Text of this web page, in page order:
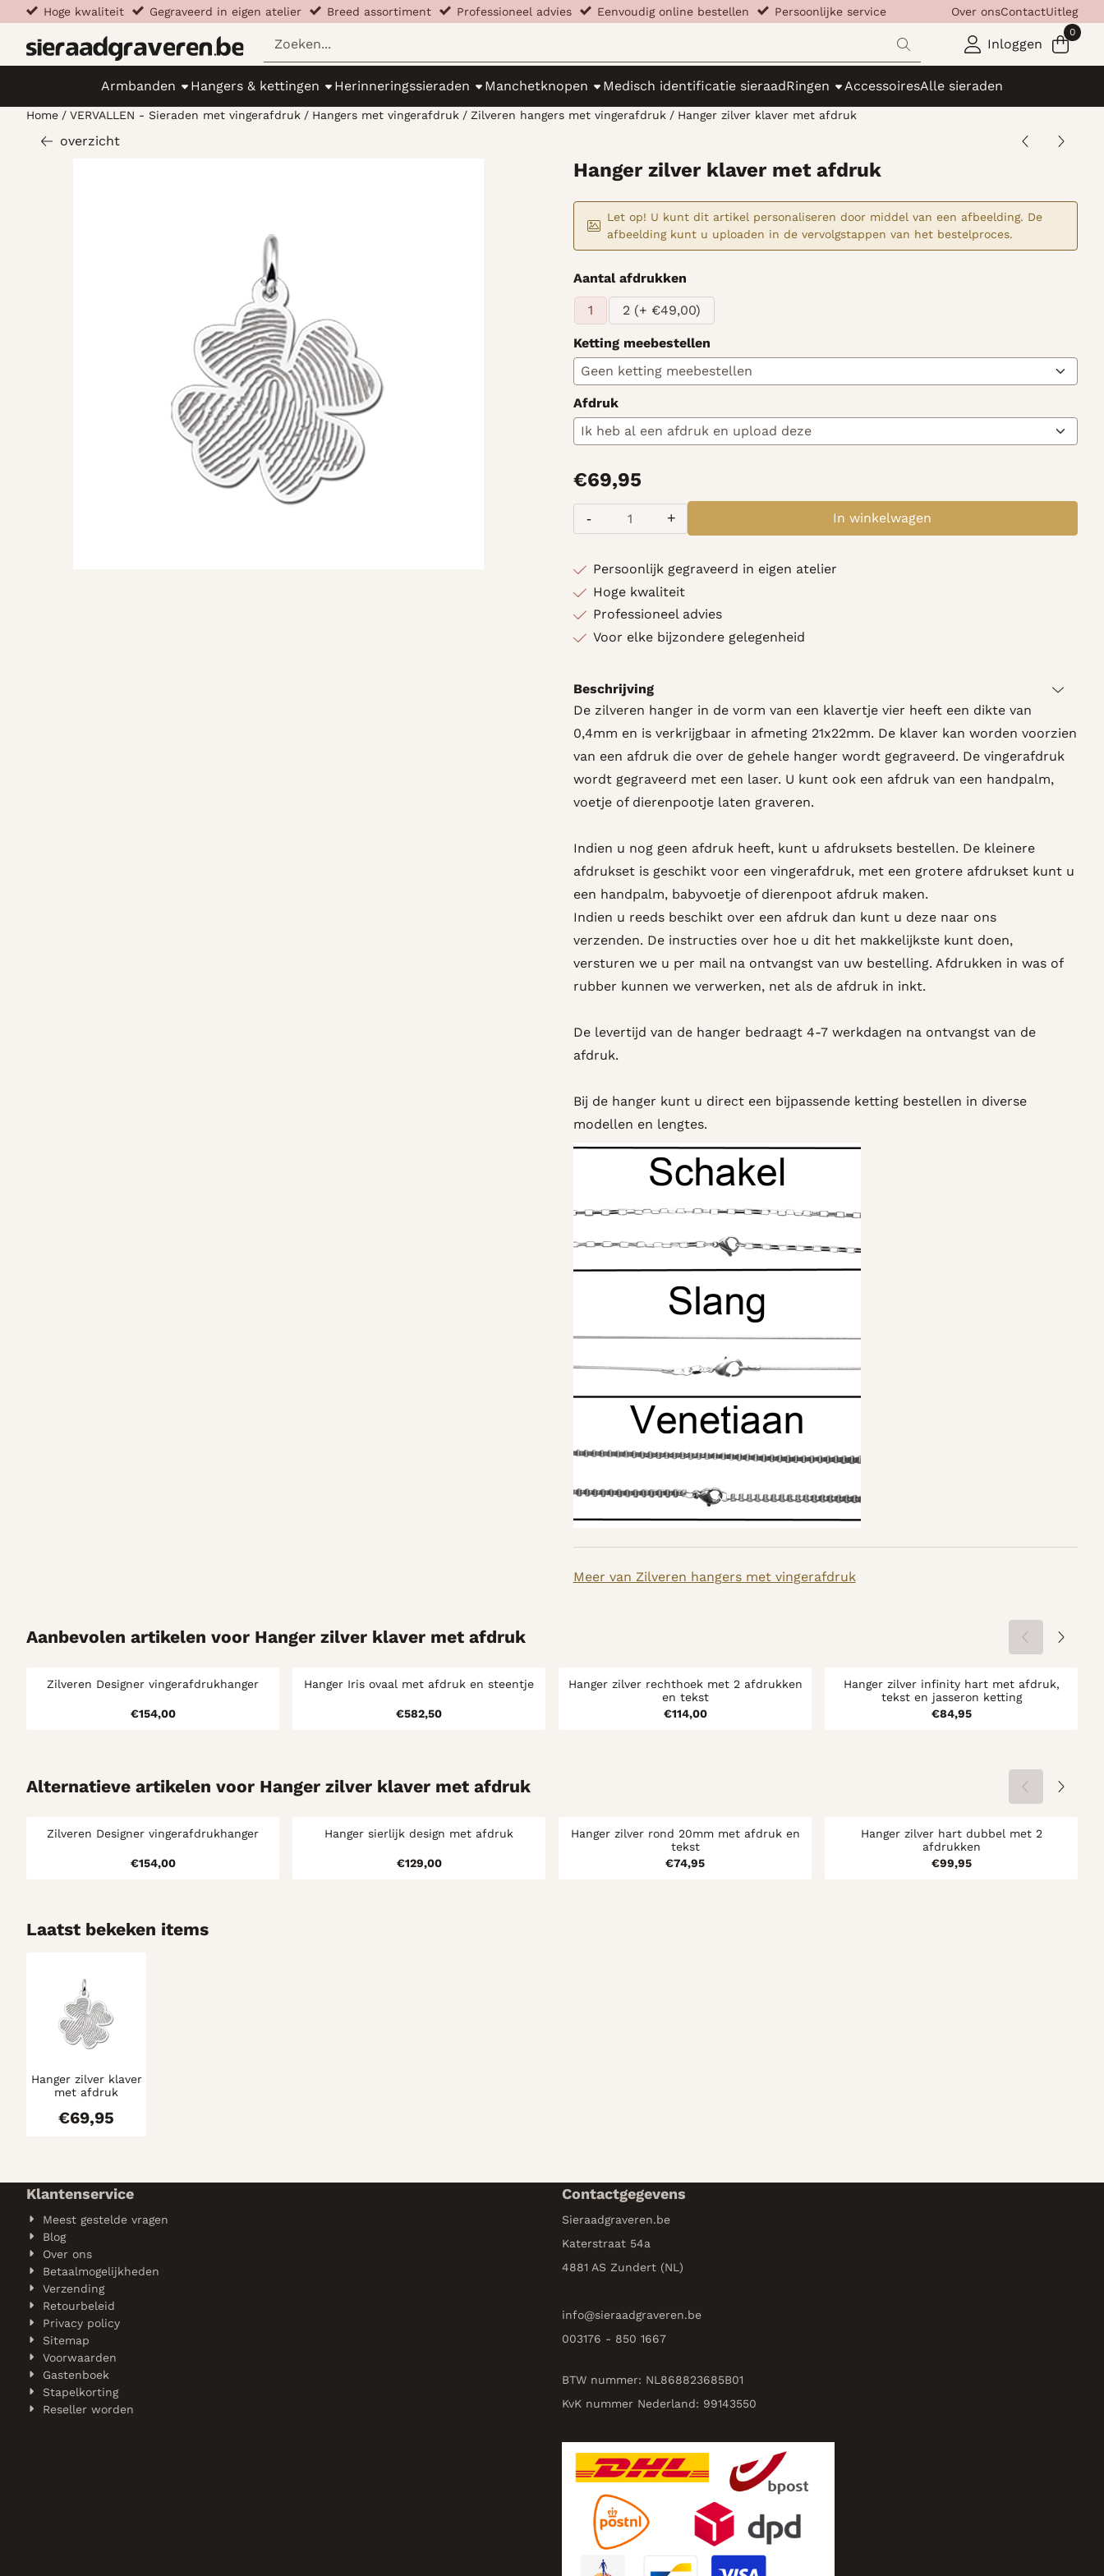
Cookievoorkeuren zijn beschikbaar. Kies instellingen of sta alle cookies toe.
Hoge kwaliteit Gegraveerd in eigen atelier Breed assortiment Professioneel advies Eenvoudig online bestellen Persoonlijke service Over onsContactUitleg
Zoeken
Inloggen
0
Armbanden Hangers & kettingen Herinneringssieraden Manchetknopen Medisch identificatie sieraadRingen AccessoiresAlle sieraden
Home / VERVALLEN - Sieraden met vingerafdruk / Hangers met vingerafdruk / Zilveren hangers met vingerafdruk / Hanger zilver klaver met afdruk
overzicht
Hanger zilver klaver met afdruk
Let op! U kunt dit artikel personaliseren door middel van een afbeelding. De
afbeelding kunt u uploaden in de vervolgstappen van het bestelproces.
Maak een keuze voor
Aantal afdrukken
1 2 (+ €49,00)
Ketting meebestellen
Afdruk
€69,95
+
- In winkelwagen
Persoonlijk gegraveerd in eigen atelier
Hoge kwaliteit
Professioneel advies
Voor elke bijzondere gelegenheid
Beschrijving
De zilveren hanger in de vorm van een klavertje vier heeft een dikte van
0,4mm en is verkrijgbaar in afmeting 21x22mm. De klaver kan worden voorzien
van een afdruk die over de gehele hanger wordt gegraveerd. De vingerafdruk
wordt gegraveerd met een laser. U kunt ook een afdruk van een handpalm,
voetje of dierenpootje laten graveren.
Indien u nog geen afdruk heeft, kunt u afdruksets bestellen. De kleinere
afdrukset is geschikt voor een vingerafdruk, met een grotere afdrukset kunt u
een handpalm, babyvoetje of dierenpoot afdruk maken.
Indien u reeds beschikt over een afdruk dan kunt u deze naar ons
verzenden. De instructies over hoe u dit het makkelijkste kunt doen,
versturen we u per mail na ontvangst van uw bestelling. Afdrukken in was of
rubber kunnen we verwerken, net als de afdruk in inkt.
De levertijd van de hanger bedraagt 4-7 werkdagen na ontvangst van de
afdruk.
Bij de hanger kunt u direct een bijpassende ketting bestellen in diverse
modellen en lengtes.
Meer van Zilveren hangers met vingerafdruk
Aanbevolen artikelen voor Hanger zilver klaver met afdruk
Zilveren Designer vingerafdrukhanger
Prijs: 154,00
€154,00
Hanger Iris ovaal met afdruk en steentje
Prijs: 582,50
€582,50
Hanger zilver rechthoek met 2 afdrukken
en tekst
Prijs: 114,00
€114,00
Hanger zilver infinity hart met afdruk,
tekst en jasseron ketting
Prijs: 84,95
€84,95
Alternatieve artikelen voor Hanger zilver klaver met afdruk
Zilveren Designer vingerafdrukhanger
Prijs: 154,00
€154,00
Hanger sierlijk design met afdruk
Prijs: 129,00
€129,00
Hanger zilver rond 20mm met afdruk en
tekst
Prijs: 74,95
€74,95
Hanger zilver hart dubbel met 2
afdrukken
Prijs: 99,95
€99,95
Laatst bekeken items
Hanger zilver klaver
met afdruk
€69,95
Klantenservice
Meest gestelde vragen
Blog
Over ons
Betaalmogelijkheden
Verzending
Retourbeleid
Privacy policy
Sitemap
Voorwaarden
Gastenboek
Stapelkorting
Reseller worden
Contactgegevens
Sieraadgraveren.be
Katerstraat 54a
4881 AS Zundert (NL)
info@sieraadgraveren.be
003176 - 850 1667
BTW nummer: NL868823685B01
KvK nummer Nederland: 99143550